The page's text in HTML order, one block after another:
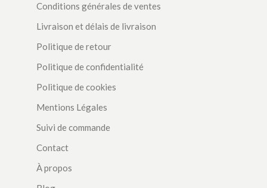
Conditions générales de ventes
Livraison et délais de livraison
Politique de retour
Politique de confidentialité
Politique de cookies
Mentions Légales
Suivi de commande
Contact
À propos